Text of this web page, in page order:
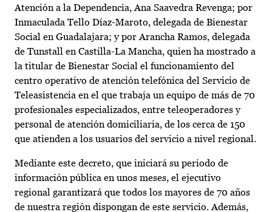
Atención a la Dependencia, Ana Saavedra Revenga; por
Inmaculada Tello Díaz-Maroto, delegada de Bienestar
Social en Guadalajara; y por Arancha Ramos, delegada
de Tunstall en Castilla-La Mancha, quien ha mostrado a
la titular de Bienestar Social el funcionamiento del
centro operativo de atención telefónica del Servicio de
Teleasistencia en el que trabaja un equipo de más de 70
profesionales especializados, entre teleoperadores y
personal de atención domiciliaria, de los cerca de 150
que atienden a los usuarios del servicio a nivel regional.
Mediante este decreto, que iniciará su periodo de
información pública en unos meses, el ejecutivo
regional garantizará que todos los mayores de 70 años
de nuestra región dispongan de este servicio. Además,